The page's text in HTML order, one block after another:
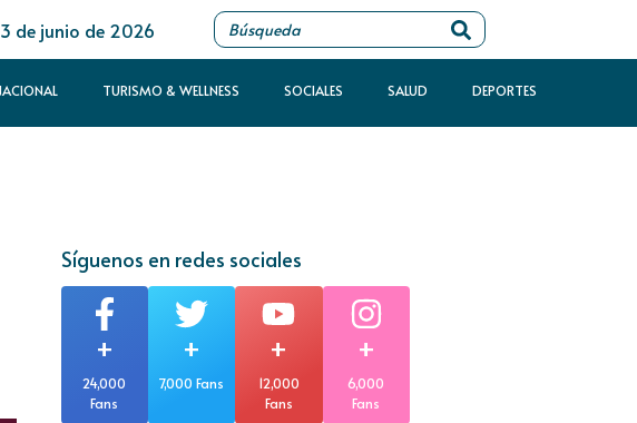
3 de junio de 2026
TURISMO & WELLNESS SOCIALES SALUD DEPORTES
Síguenos en redes sociales
+
24,000
Fans
+
7,000 Fans
+
12,000
Fans
+
6,000
Fans